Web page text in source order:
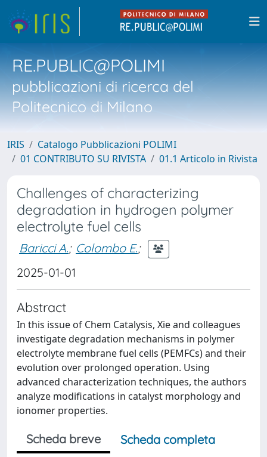
RE.PUBLIC@POLIMI
pubblicazioni di ricerca del
Politecnico di Milano
IRIS
Catalogo Pubblicazioni POLIMI
01 CONTRIBUTO SU RIVISTA
01.1 Articolo in Rivista
Challenges of characterizing
degradation in hydrogen polymer
electrolyte fuel cells
Baricci A.; Colombo E.;
2025-01-01
Abstract
In this issue of Chem Catalysis, Xie and colleagues
investigate degradation mechanisms in polymer
electrolyte membrane fuel cells (PEMFCs) and their
evolution over prolonged operation. Using
advanced characterization techniques, the authors
analyze modifications in catalyst morphology and
ionomer properties.
Scheda breve
Scheda completa